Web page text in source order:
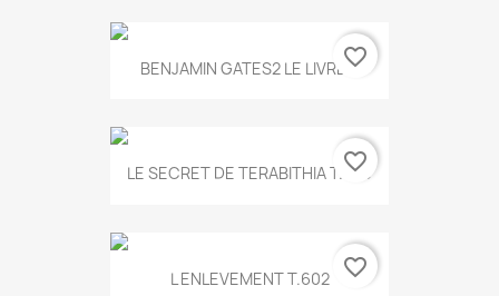
BENJAMIN GATES2 LE LIVRE...
favorite_border
LE SECRET DE TERABITHIA T.560
favorite_border
L ENLEVEMENT T.602 favorite_border